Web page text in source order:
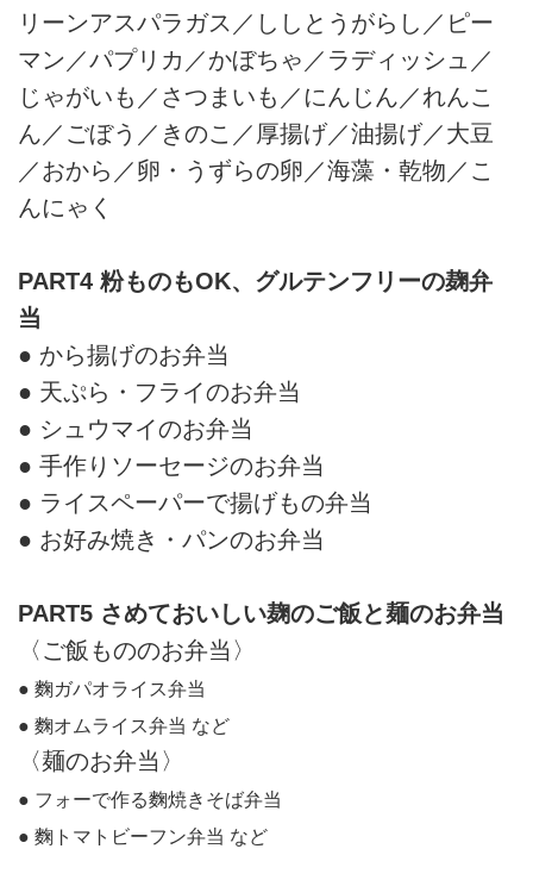
リーンアスパラガス／ししとうがらし／ピー
マン／パプリカ／かぼちゃ／ラディッシュ／
じゃがいも／さつまいも／にんじん／れんこ
ん／ごぼう／きのこ／厚揚げ／油揚げ／大豆
／おから／卵・うずらの卵／海藻・乾物／こ
んにゃく
PART4 粉ものもOK、グルテンフリーの麹弁
当
● から揚げのお弁当
● 天ぷら・フライのお弁当
● シュウマイのお弁当
● 手作りソーセージのお弁当
● ライスペーパーで揚げもの弁当
● お好み焼き・パンのお弁当
PART5 さめておいしい麹のご飯と麺のお弁当
〈ご飯もののお弁当〉
● 麴ガパオライス弁当
● 麴オムライス弁当 など
〈麺のお弁当〉
● フォーで作る麴焼きそば弁当
● 麴トマトビーフン弁当 など